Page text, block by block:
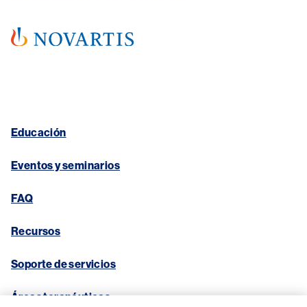
Educación
Eventos y seminarios
FAQ
Recursos
Soporte de servicios
Áreas terapéuticas